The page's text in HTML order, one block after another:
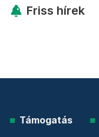
Friss hírek
Támogatás